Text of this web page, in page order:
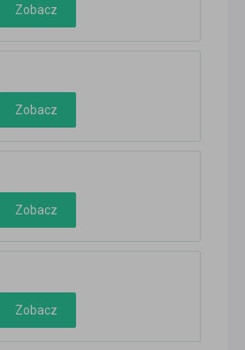
Zobacz
Zobacz
Zobacz
Zobacz